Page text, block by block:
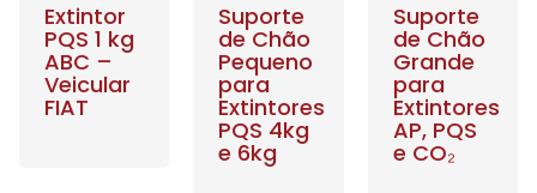
Extintor
PQS 1 kg
ABC –
Veicular
FIAT
Suporte
de Chão
Pequeno
para
Extintores
PQS 4kg
e 6kg
Suporte
de Chão
Grande
para
Extintores
AP, PQS
e CO₂